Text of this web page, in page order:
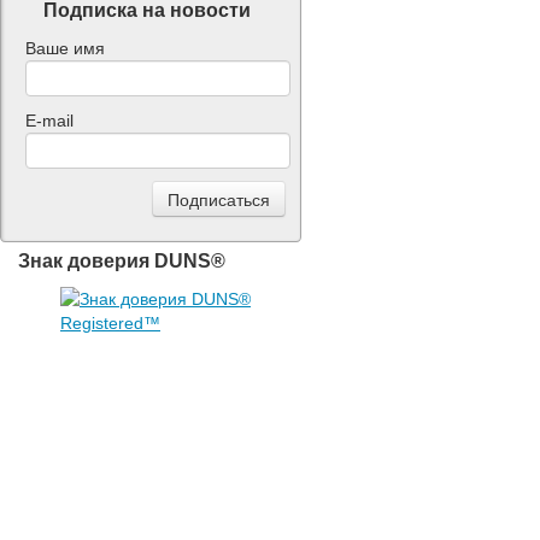
Подписка на новости
Ваше имя
E-mail
Знак доверия DUNS®